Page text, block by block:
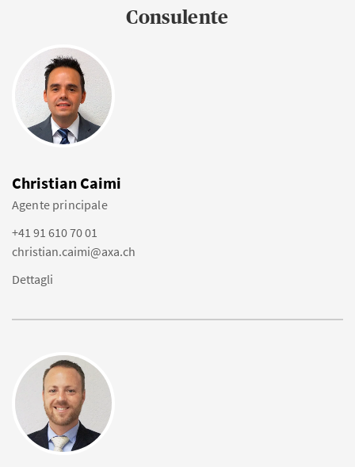
Consulente
Christian Caimi
Agente principale
+41 91 610 70 01
christian.caimi@axa.ch
Dettagli